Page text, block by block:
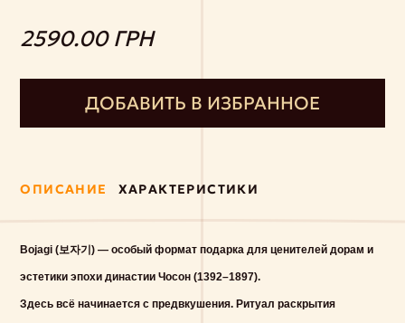
2590.00 ГРН
ДОБАВИТЬ В ИЗБРАННОЕ
ОПИСАНИЕ ХАРАКТЕРИСТИКИ
Bojagi (보자기) — особый формат подарка для ценителей дорам и
эстетики эпохи династии Чосон (1392–1897).
Здесь всё начинается с предвкушения. Ритуал раскрытия